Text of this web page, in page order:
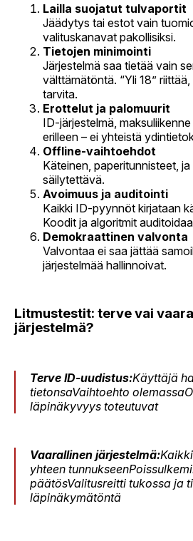
Lailla suojatut tulvaportit
Jäädytys tai estot vain
valituskanavat pakollisiksi.
Tietojen minimointi
Järjestelmä saa tietää vain
välttämätöntä. “Yli 18”
tarvita.
Erottelut ja palomuurit
ID-järjestelmä,
erilleen – ei yhteistä
Offline-vaihtoehdot
Käteinen, paperitunnisteet,
säilytettävä.
Avoimuus ja auditointi
Kaikki ID-pyynnöt kirjataan
Koodit ja algoritmit
Demokraattinen valvonta
Valvontaa ei saa jättää
järjestelmää hallinnoivat.
Litmustestit: terve vai
järjestelmä?
Terve ID-uudistus:Käyttäjä
tietonsaVaihtoehto
läpinäkyvyys toteutuvat
Vaarallinen järjestelmä:
yhteen
päätösValitusreitti tukossa ja
läpinäkymätöntä